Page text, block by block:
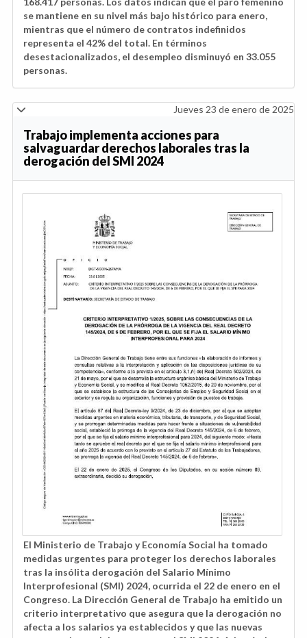
se mantiene en su nivel más bajo histórico para enero,
mientras que el número de contratos indefinidos
representa el 42% del total. En términos
desestacionalizados, el desempleo disminuyó en 33.055
personas.
Jueves 23 de enero de 2025
Trabajo implementa acciones para
salvaguardar derechos laborales tras la
derogación del SMI 2024
El Ministerio de Trabajo y Economía Social ha tomado
medidas urgentes para proteger los derechos laborales
tras la insólita derogación del Salario Mínimo
Interprofesional (SMI) 2024, ocurrida el 22 de enero en el
Congreso. La Dirección General de Trabajo ha emitido un
criterio interpretativo que asegura que la derogación no
afecta a los salarios ya establecidos y que las nuevas